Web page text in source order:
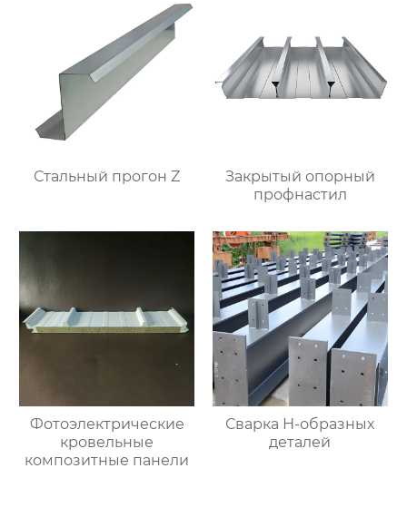
Стальный прогон Z
Закрытый опорный
профнастил
Фотоэлектрические
кровельные
композитные панели
Сварка Н-образных
деталей